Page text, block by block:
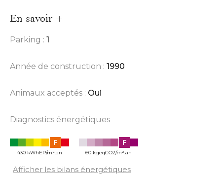
En savoir +
Parking : 1
Année de construction : 1990
Animaux acceptés : Oui
Diagnostics énergétiques
F
430 kWhEP/m².an
F
60 kgeqCO2/m².an
Afficher les bilans énergétiques